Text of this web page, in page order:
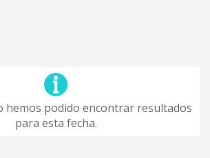
hemos podido encontrar resultados
para esta fecha.